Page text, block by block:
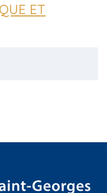
ET